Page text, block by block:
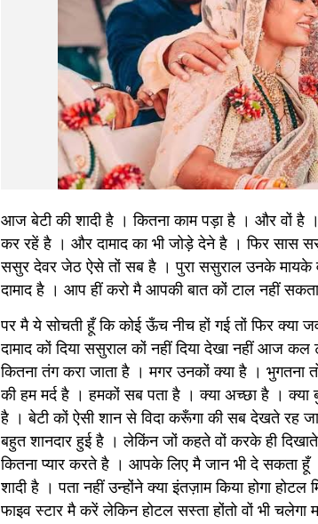
आज बेटी की शादी है । कितना काम पड़ा है । और वों है
कर रहें है । और दामाद का भी जोड़े देने है । फिर सास
ससुर देवर जेठ ऐसे तों सब है । पुरा ससुराल उनके मायके
दामाद है । आप हीं करो मै आपकी बात कों टाल नहीं
पर मै ये सोचती हूँ कि कोई ऊँच नीच हों गई तों फिर क्या
दामाद कों दिया ससुराल कों नहीं दिया देखा नहीं आज कल
कितना तंग करा जाता है । मगर उनकों क्या है ।
की हम मर्द है । हमकों सब पता है । क्या अच्छा है । क्या
है । बेटी कों ऐसी शान से विदा करूँगा की सब देखते रह
बहुत शानदार हुई है । लेकिंन जों कहते वों करके ही
कितना प्यार करते है । आपके लिए मै जान भी दे
शादी है । पता नहीं उन्होंने क्या इंतज़ाम किया होगा होटल
फाइव स्टार मै करें लेकिन होटल सस्ता होंतो वों भी चलेगा